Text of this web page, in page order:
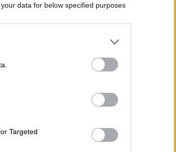
data for below specified purposes
Targeted
Δημόσια
ΕΦΚΑ και